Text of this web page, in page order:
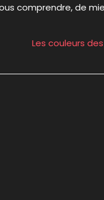
comprendre, de
Les couleurs